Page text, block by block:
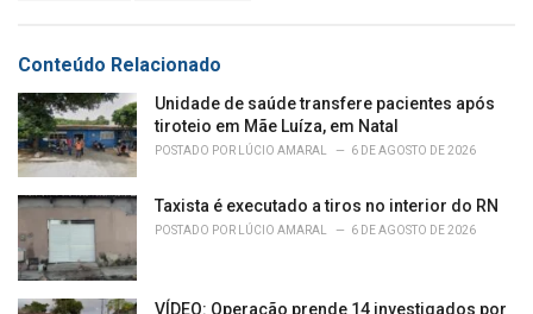
i
s
:
Conteúdo Relacionado
Unidade de saúde transfere pacientes após
tiroteio em Mãe Luíza, em Natal
POSTADO POR LÚCIO AMARAL 6 DE AGOSTO DE 2026
Taxista é executado a tiros no interior do RN
POSTADO POR LÚCIO AMARAL 6 DE AGOSTO DE 2026
VÍDEO: Operação prende 14 investigados por